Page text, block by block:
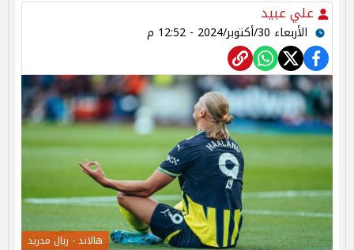
علي عبيد
الأربعاء 30/أكتوبر/2024 - 12:52 م
هالاند - ريال مدريد